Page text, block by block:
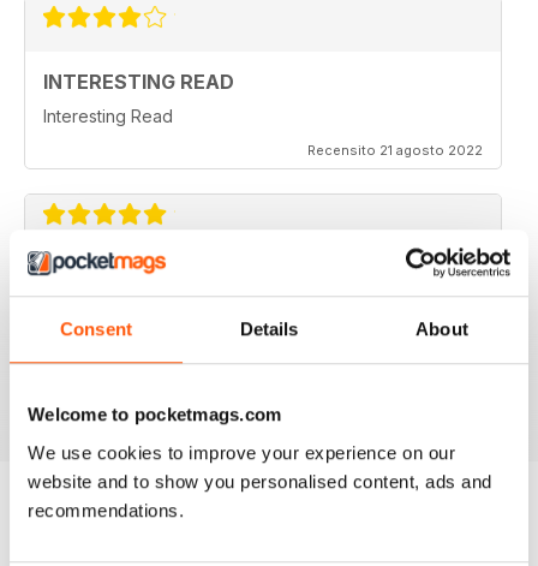
Consent Details About
Welcome to pocketmags.com
We use cookies to improve your experience on our
website and to show you personalised content, ads and
recommendations.
INTERESTING READ
Interesting Read
Recensito 21 agosto 2022
AS THE NAME SAYS AIMED AT ALL
MOTORBIKERS
Great if you want to buy, sell or just dream bikes